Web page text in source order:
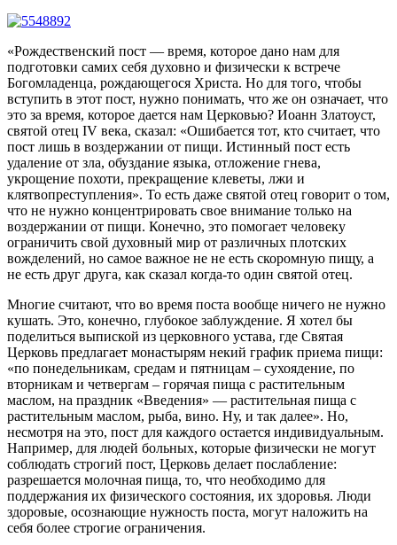
«Рождественский пост — время, которое дано нам для
подготовки самих себя духовно и физически к встрече
Богомладенца, рождающегося Христа. Но для того, чтобы
вступить в этот пост, нужно понимать, что же он означает, что
это за время, которое дается нам Церковью? Иоанн Златоуст,
святой отец IV века, сказал: «Ошибается тот, кто считает, что
пост лишь в воздержании от пищи. Истинный пост есть
удаление от зла, обуздание языка, отложение гнева,
укрощение похоти, прекращение клеветы, лжи и
клятвопреступления». То есть даже святой отец говорит о том,
что не нужно концентрировать свое внимание только на
воздержании от пищи. Конечно, это помогает человеку
ограничить свой духовный мир от различных плотских
вожделений, но самое важное не не есть скоромную пищу, а
не есть друг друга, как сказал когда-то один святой отец.
Многие считают, что во время поста вообще ничего не нужно
кушать. Это, конечно, глубокое заблуждение. Я хотел бы
поделиться выпиской из церковного устава, где Святая
Церковь предлагает монастырям некий график приема пищи:
«по понедельникам, средам и пятницам – сухоядение, по
вторникам и четвергам – горячая пища с растительным
маслом, на праздник «Введения» — растительная пища с
растительным маслом, рыба, вино. Ну, и так далее». Но,
несмотря на это, пост для каждого остается индивидуальным.
Например, для людей больных, которые физически не могут
соблюдать строгий пост, Церковь делает послабление:
разрешается молочная пища, то, что необходимо для
поддержания их физического состояния, их здоровья. Люди
здоровые, осознающие нужность поста, могут наложить на
себя более строгие ограничения.